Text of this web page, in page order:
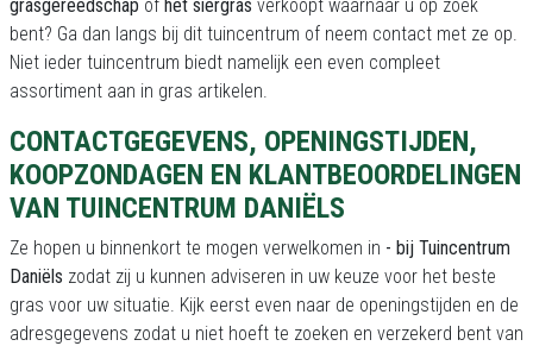
grasgereedschap of het siergras verkoopt waarnaar u op zoek
bent? Ga dan langs bij dit tuincentrum of neem contact met ze op.
Niet ieder tuincentrum biedt namelijk een even compleet
assortiment aan in gras artikelen.
CONTACTGEGEVENS, OPENINGSTIJDEN,
KOOPZONDAGEN EN KLANTBEOORDELINGEN
VAN TUINCENTRUM DANIËLS
Ze hopen u binnenkort te mogen verwelkomen in - bij Tuincentrum
Daniëls zodat zij u kunnen adviseren in uw keuze voor het beste
gras voor uw situatie. Kijk eerst even naar de openingstijden en de
adresgegevens zodat u niet hoeft te zoeken en verzekerd bent van